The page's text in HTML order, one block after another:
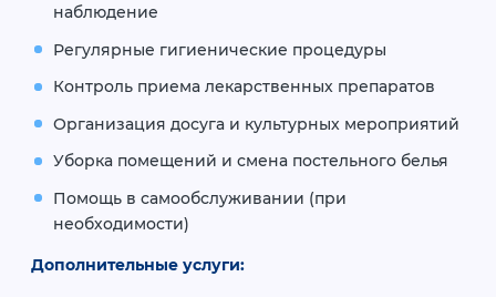
наблюдение
Регулярные гигиенические процедуры
Контроль приема лекарственных препаратов
Организация досуга и культурных мероприятий
Уборка помещений и смена постельного белья
Помощь в самообслуживании (при
необходимости)
Дополнительные услуги: